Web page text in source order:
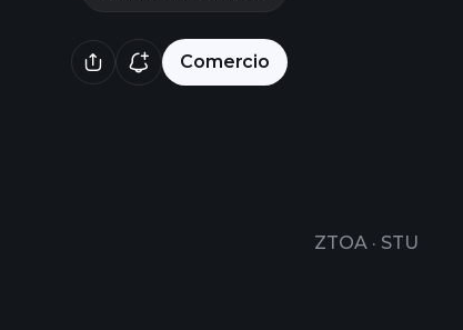
Comercio
ZTOA · STU